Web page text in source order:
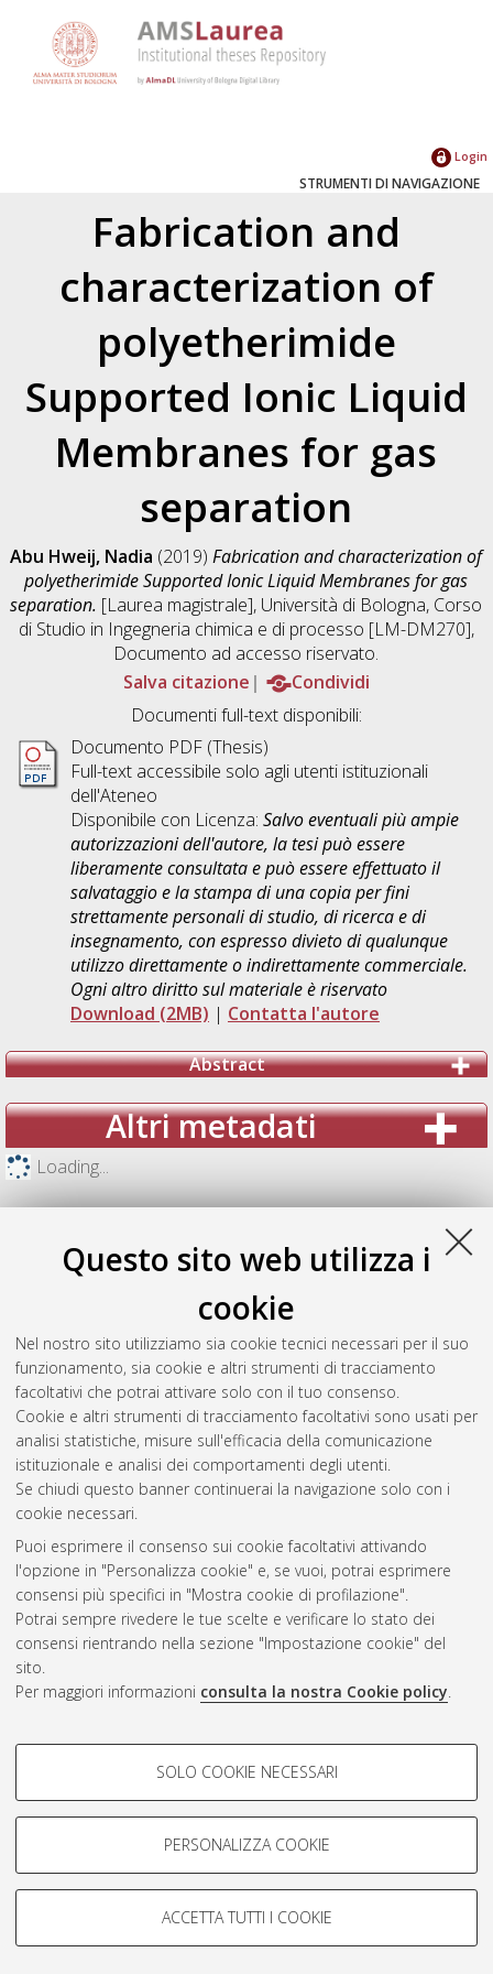
Questo sito web utilizza i
cookie
Nel nostro sito utilizziamo sia cookie tecnici necessari per il suo
funzionamento, sia cookie e altri strumenti di tracciamento
facoltativi che potrai attivare solo con il tuo consenso.
Cookie e altri strumenti di tracciamento facoltativi sono usati per
analisi statistiche, misure sull'efficacia della comunicazione
istituzionale e analisi dei comportamenti degli utenti.
Se chiudi questo banner continuerai la navigazione solo con i
cookie necessari.
Puoi esprimere il consenso sui cookie facoltativi attivando
l'opzione in "Personalizza cookie" e, se vuoi, potrai esprimere
consensi più specifici in "Mostra cookie di profilazione".
Potrai sempre rivedere le tue scelte e verificare lo stato dei
consensi rientrando nella sezione "Impostazione cookie" del
sito.
Per maggiori informazioni consulta la nostra Cookie policy.
COOKIE DI PROFILAZIONE -
Si tratta di cookie utilizzati per analizzare le caratteristiche della
navigazione degli utenti, creare profili in base al loro comportamento
Mostra cookie di profilazione
COOKIE TECNICI - NECESSARI
SOLO COOKIE NECESSARI
PERSONALIZZA COOKIE
ACCETTA TUTTI I COOKIE
Login
STRUMENTI DI NAVIGAZIONE
Fabrication and
characterization of
polyetherimide
Supported Ionic Liquid
Membranes for gas
separation
Abu Hweij, Nadia (2019)Fabrication and characterization of
polyetherimide Supported Ionic Liquid Membranes for gas
separation. [Laurea magistrale], Università di Bologna, Corso
di Studio in Ingegneria chimica e di processo [LM-DM270],
Documento ad accesso riservato.
Salva citazione
Condividi
Documenti full-text disponibili:
Documento PDF (Thesis)
Full-text accessibile solo agli utenti istituzionali
dell'Ateneo
Disponibile con Licenza: Salvo eventuali più ampie
autorizzazioni dell'autore, la tesi può essere
liberamente consultata e può essere effettuato il
salvataggio e la stampa di una copia per fini
strettamente personali di studio, di ricerca e di
insegnamento, con espresso divieto di qualunque
utilizzo direttamente o indirettamente commerciale.
Ogni altro diritto sul materiale è riservato
Download (2MB) | Contatta l'autore
Abstract
Altri metadati
Loading...
Gestione del documento:
Atom
Rss 1.0
Rss 2.0
AMS Laurea
Impostazioni Cookie
Informativa sulla privacy
Condizioni d’uso del sito